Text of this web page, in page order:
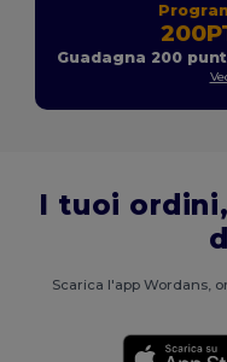
Guadagna 200
I tuoi
Scarica l'app Wordans,